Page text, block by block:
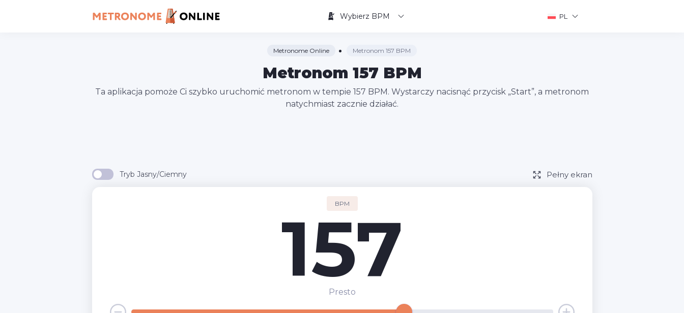
Wybierz BPM PL
Metronome Online Metronom 157 BPM
Metronom 157 BPM
Ta aplikacja pomoże Ci szybko uruchomić metronom w tempie 157 BPM. Wystarczy nacisnąć przycisk „Start”, a metronom
natychmiast zacznie działać.
Tryb Jasny/Ciemny Pełny ekran
BPM
157
Presto